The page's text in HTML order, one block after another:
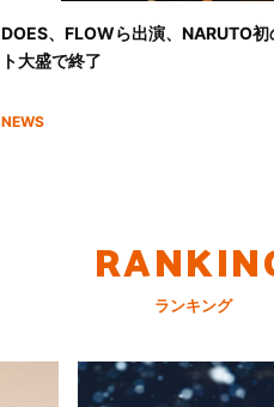
DOES、FLOWら出演、NARUTO
ト大盛で終了
NEWS
ランキング